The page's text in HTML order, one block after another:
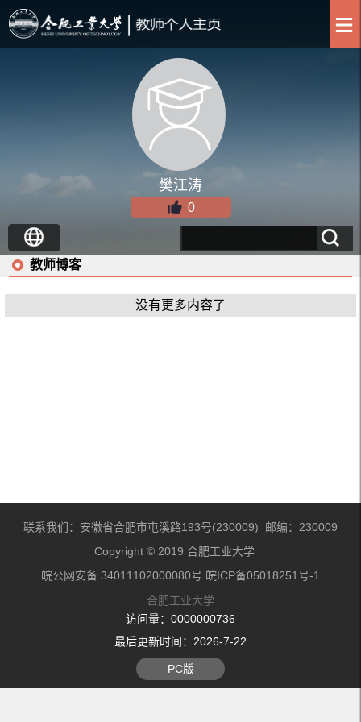
樊江涛
0
教师博客
没有更多内容了
联系我们：安徽省合肥市屯溪路193号(230009) 邮编：230009
Copyright © 2019 合肥工业大学
皖公网安备 34011102000080号 皖ICP备05018251号-1
合肥工业大学
访问量： 0000000736
最后更新时间： 2026-7-22
PC版